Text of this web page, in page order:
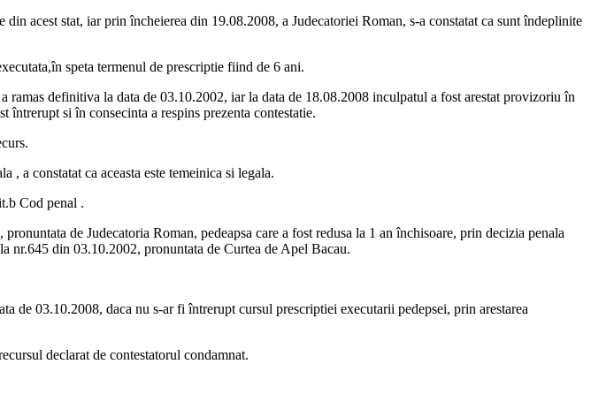
acest stat, iar prin încheierea din 19.08.2008, a Judecatoriei Roman, s-a constatat ca sunt îndeplinite
speta termenul de prescriptie fiind de 6 ani.
definitiva la data de 03.10.2002, iar la data de 18.08.2008 inculpatul a fost arestat provizoriu în
întrerupt si în consecinta a respins prezenta contestatie.
a constatat ca aceasta este temeinica si legala.
Cod penal .
de Judecatoria Roman, pedeapsa care a fost redusa la 1 an închisoare, prin decizia penala
nr.645 din 03.10.2002, pronuntata de Curtea de Apel Bacau.
de 03.10.2008, daca nu s-ar fi întrerupt cursul prescriptiei executarii pedepsei, prin arestarea
declarat de contestatorul condamnat.